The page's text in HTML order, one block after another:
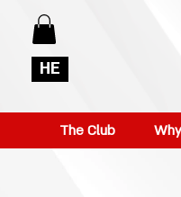
HE
The Club